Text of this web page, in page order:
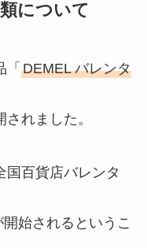
について
「 DEMEL バレンタ
れました。
国百貨店バレンタ
始されるというこ